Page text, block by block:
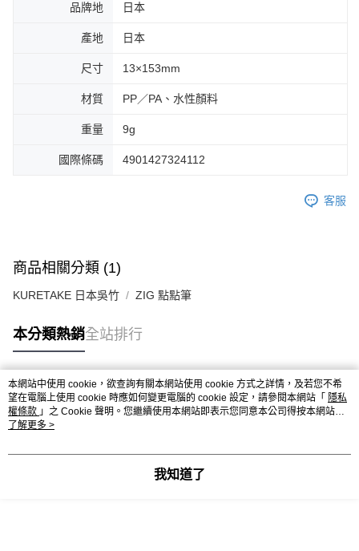
品牌地 日本
產地 日本
尺寸 13×153mm
材質 PP／PA、水性顏料
重量 9g
國際條碼 4901427324112
客服
商品相關分類 (1)
KURETAKE 日本吳竹 ZIG 點點筆
本分類熱銷全站排行
熱門標籤
本網站中使用 cookie，欲查詢有關本網站使用 cookie 方式之詳情，及若您不希
望在電腦上使用 cookie 時應如何變更電腦的 cookie 設定，請參閱本網站「 隱私
權條款 」之 Cookie 聲明。您繼續使用本網站即表示您同意本公司得按本網站使
用條款之 Cookie 聲明使用 cookie。
了解更多 >
我知道了